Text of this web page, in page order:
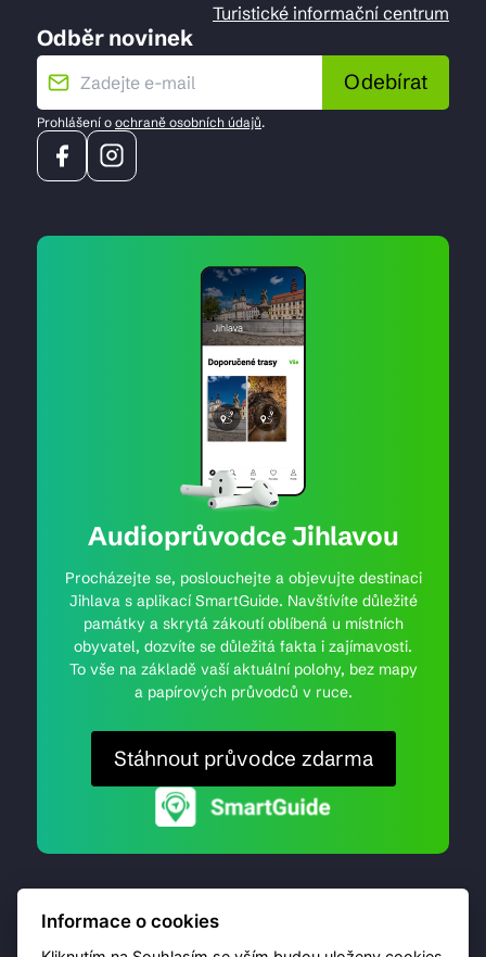
Turistické informační centrum
Odběr novinek
Odebírat
Prohlášení o ochraně osobních údajů.
Audioprůvodce Jihlavou
Procházejte se, poslouchejte a objevujte destinaci
Jihlava s aplikací SmartGuide. Navštívíte důležité
památky a skrytá zákoutí oblíbená u místních
obyvatel, dozvíte se důležitá fakta i zajímavosti.
To vše na základě vaší aktuální polohy, bez mapy
a papírových průvodců v ruce.
Stáhnout průvodce zdarma
Informace o cookies